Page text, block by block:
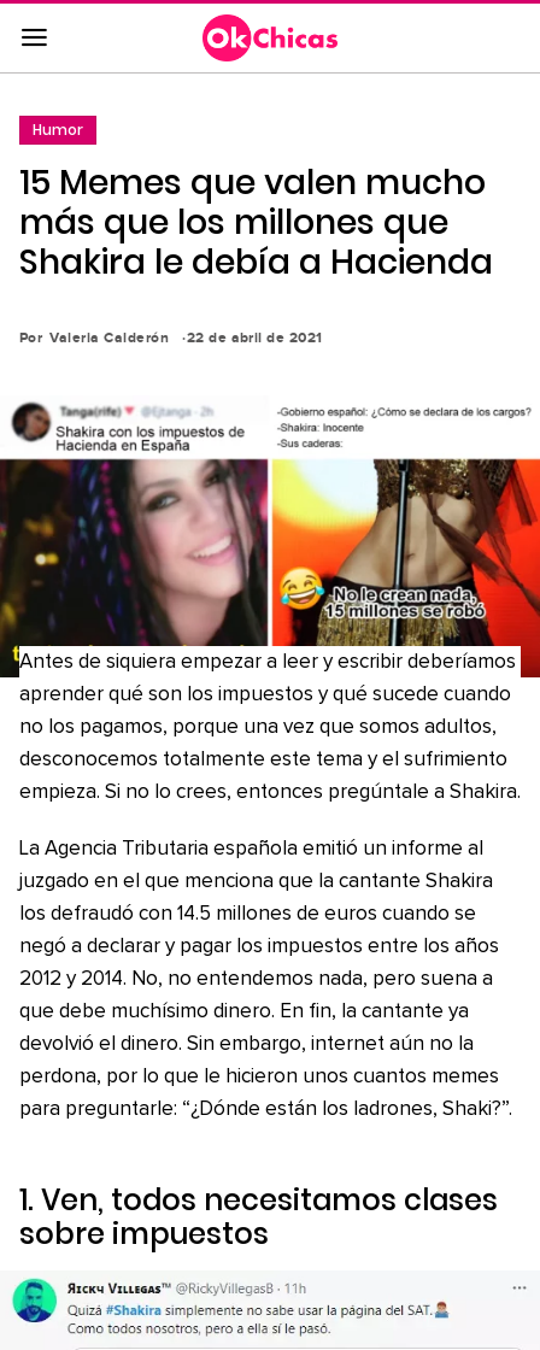
Saltar
al
contenido
la
navegación
principal
Humor
15 Memes que valen mucho
más que los millones que
Shakira le debía a Hacienda
Por Valeria Calderón 22 de abril de 2021
Antes de siquiera empezar a leer y escribir deberíamos
aprender qué son los impuestos y qué sucede cuando
no los pagamos, porque una vez que somos adultos,
desconocemos totalmente este tema y el sufrimiento
empieza. Si no lo crees, entonces pregúntale a Shakira.
La Agencia Tributaria española emitió un informe al
juzgado en el que menciona que la cantante Shakira
los defraudó con 14.5 millones de euros cuando se
negó a declarar y pagar los impuestos entre los años
2012 y 2014. No, no entendemos nada, pero suena a
que debe muchísimo dinero. En fin, la cantante ya
devolvió el dinero. Sin embargo, internet aún no la
perdona, por lo que le hicieron unos cuantos memes
para preguntarle: “¿Dónde están los ladrones, Shaki?”.
1. Ven, todos necesitamos clases
sobre impuestos